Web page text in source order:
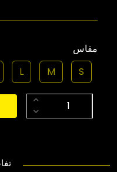
مقاس
S
M
L